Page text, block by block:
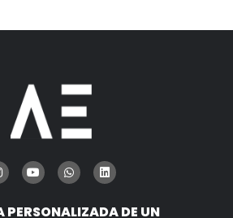
PERSONALIZADA DE UN